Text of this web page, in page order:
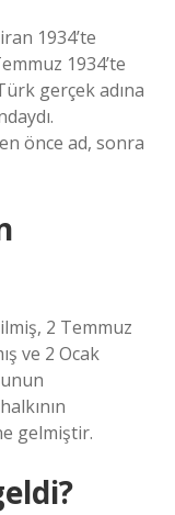
1934’te
1934’te
gerçek adına
önce ad, sonra
2 Temmuz
ve 2 Ocak
gelmiştir.